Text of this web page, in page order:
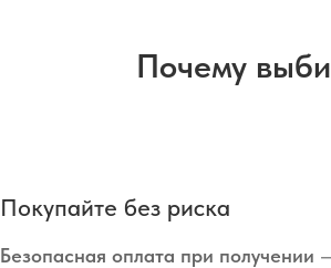
Почему
Покупайте без риска
Безопасная оплата при получении